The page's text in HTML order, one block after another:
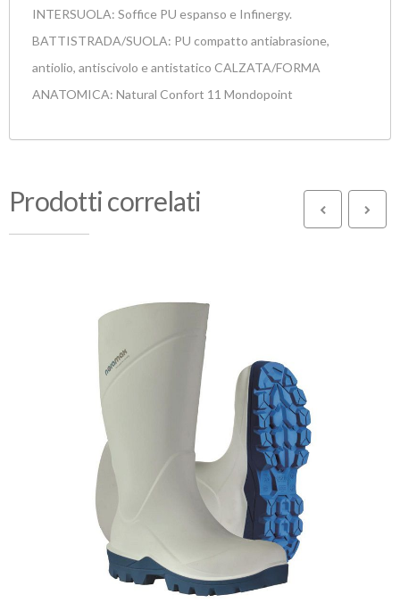
INTERSUOLA: Soffice PU espanso e Infinergy.
BATTISTRADA/SUOLA: PU compatto antiabrasione,
antiolio, antiscivolo e antistatico CALZATA/FORMA
ANATOMICA: Natural Confort 11 Mondopoint
Prodotti correlati